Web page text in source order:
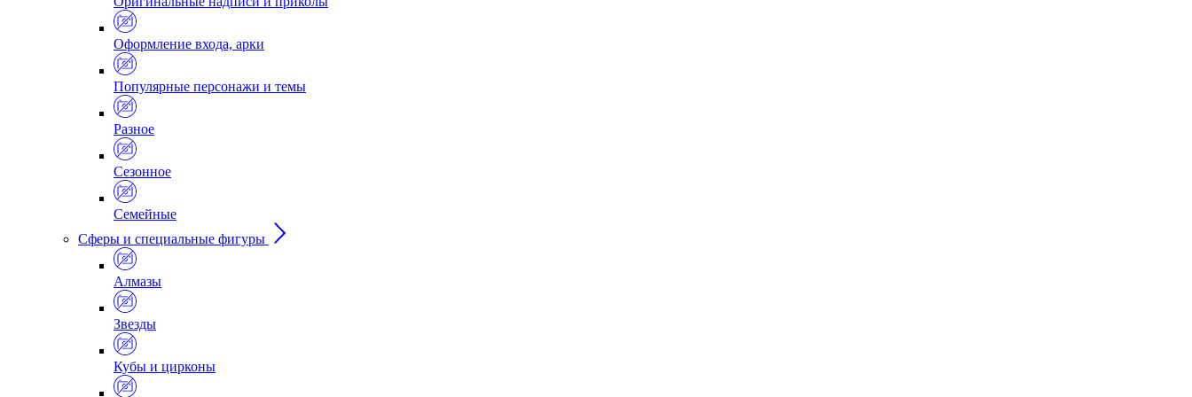
Оформление входа, арки
Популярные персонажи и темы
Разное
Сезонное
Семейные
Сферы и специальные фигуры
Алмазы
Звезды
Кубы и цирконы